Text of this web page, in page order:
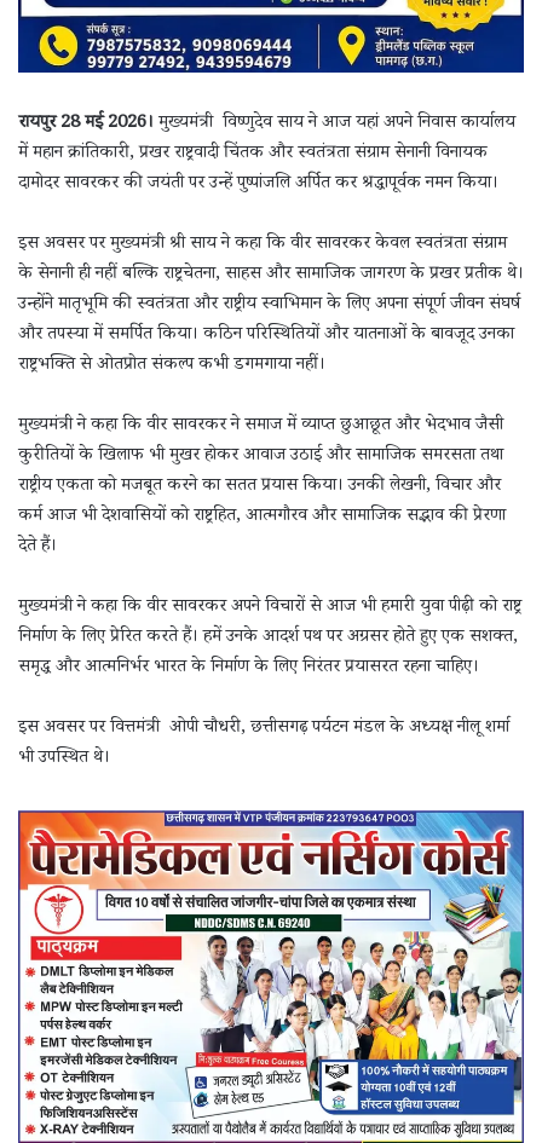
रायपुर 28 मई 2026। मुख्यमंत्री विष्णुदेव साय ने आज यहां अपने निवास कार्यालय
में महान क्रांतिकारी, प्रखर राष्ट्रवादी चिंतक और स्वतंत्रता संग्राम सेनानी विनायक
दामोदर सावरकर की जयंती पर उन्हें पुष्पांजलि अर्पित कर श्रद्धापूर्वक नमन किया।
इस अवसर पर मुख्यमंत्री श्री साय ने कहा कि वीर सावरकर केवल स्वतंत्रता संग्राम
के सेनानी ही नहीं बल्कि राष्ट्रचेतना, साहस और सामाजिक जागरण के प्रखर प्रतीक थे।
उन्होंने मातृभूमि की स्वतंत्रता और राष्ट्रीय स्वाभिमान के लिए अपना संपूर्ण जीवन संघर्ष
और तपस्या में समर्पित किया। कठिन परिस्थितियों और यातनाओं के बावजूद उनका
राष्ट्रभक्ति से ओतप्रोत संकल्प कभी डगमगाया नहीं।
मुख्यमंत्री ने कहा कि वीर सावरकर ने समाज में व्याप्त छुआछूत और भेदभाव जैसी
कुरीतियों के खिलाफ भी मुखर होकर आवाज उठाई और सामाजिक समरसता तथा
राष्ट्रीय एकता को मजबूत करने का सतत प्रयास किया। उनकी लेखनी, विचार और
कर्म आज भी देशवासियों को राष्ट्रहित, आत्मगौरव और सामाजिक सद्भाव की प्रेरणा
देते हैं।
मुख्यमंत्री ने कहा कि वीर सावरकर अपने विचारों से आज भी हमारी युवा पीढ़ी को राष्ट्र
निर्माण के लिए प्रेरित करते हैं। हमें उनके आदर्श पथ पर अग्रसर होते हुए एक सशक्त,
समृद्ध और आत्मनिर्भर भारत के निर्माण के लिए निरंतर प्रयासरत रहना चाहिए।
इस अवसर पर वित्तमंत्री ओपी चौधरी, छत्तीसगढ़ पर्यटन मंडल के अध्यक्ष नीलू शर्मा
भी उपस्थित थे।